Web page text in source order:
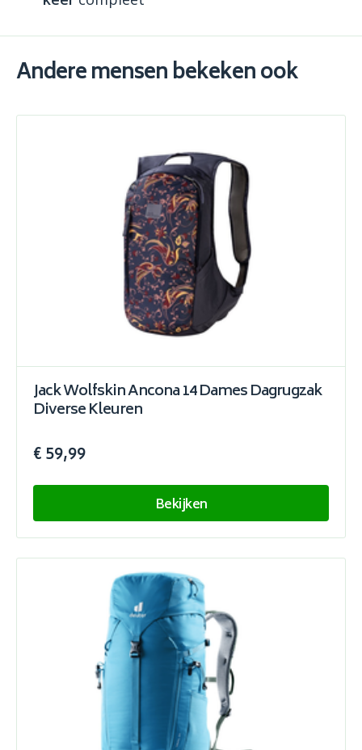
Andere mensen bekeken ook
Jack Wolfskin Ancona 14 Dames Dagrugzak
Diverse Kleuren
€ 59,99
Bekijken